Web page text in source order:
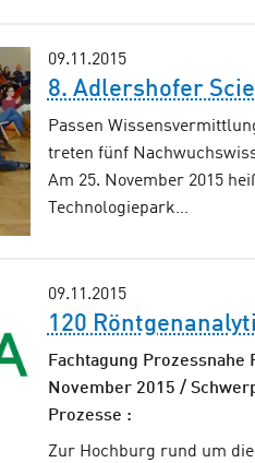
09.11.2015
8. Adlershofer
Passen
treten fünf
Am 25. November 2015
Technologiepark…
09.11.2015
120
Fachtagung Prozessnahe
November 2015 /
Prozesse :
Zur Hochburg rund um